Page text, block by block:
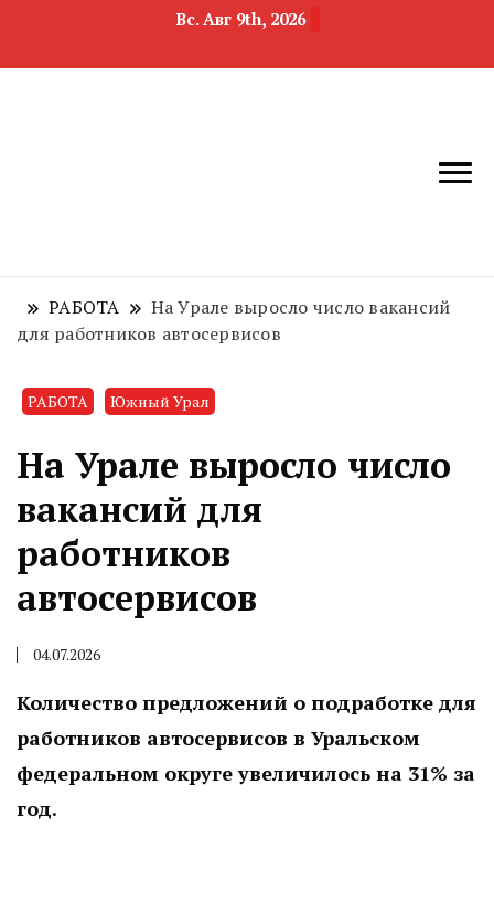
Вс. Авг 9th, 2026
область
РАБОТА
На Урале выросло число вакансий
для работников автосервисов
РАБОТА Южный Урал
На Урале выросло число
вакансий для
работников
автосервисов
04.07.2026
Количество предложений о подработке для
работников автосервисов в Уральском
федеральном округе увеличилось на 31% за
год.